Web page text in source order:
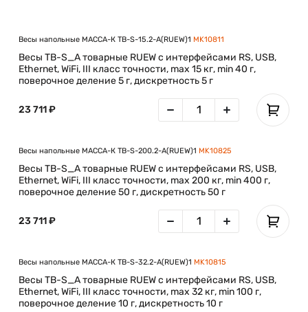
Весы напольные МАССА-К TB-S-15.2-A(RUEW)1 MK10811
Весы TB-S_A товарные RUEW с интерфейсами RS, USB,
Ethernet, WiFi, III класс точности, max 15 кг, min 40 г,
поверочное деление 5 г, дискретность 5 г
23 711 ₽
Весы напольные МАССА-К TB-S-200.2-A(RUEW)1 MK10825
Весы TB-S_A товарные RUEW с интерфейсами RS, USB,
Ethernet, WiFi, III класс точности, max 200 кг, min 400 г,
поверочное деление 50 г, дискретность 50 г
23 711 ₽
Весы напольные МАССА-К TB-S-32.2-A(RUEW)1 MK10815
Весы TB-S_A товарные RUEW с интерфейсами RS, USB,
Ethernet, WiFi, III класс точности, max 32 кг, min 100 г,
поверочное деление 10 г, дискретность 10 г